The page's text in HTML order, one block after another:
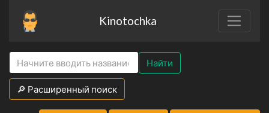
Kinotochka
Найти
🔎 Расширенный поиск